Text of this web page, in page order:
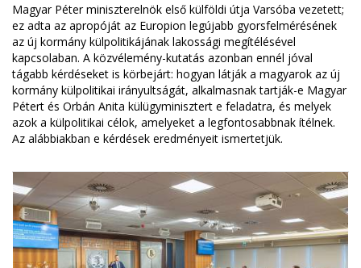
Magyar Péter miniszterelnök első külföldi útja Varsóba vezetett;
ez adta az apropóját az Europion legújabb gyorsfelmérésének
az új kormány külpolitikájának lakossági megítélésével
kapcsolaban. A közvélemény-kutatás azonban ennél jóval
tágabb kérdéseket is körbejárt: hogyan látják a magyarok az új
kormány külpolitikai irányultságát, alkalmasnak tartják-e Magyar
Pétert és Orbán Anita külügyminisztert e feladatra, és melyek
azok a külpolitikai célok, amelyeket a legfontosabbnak ítélnek.
Az alábbiakban e kérdések eredményeit ismertetjük.